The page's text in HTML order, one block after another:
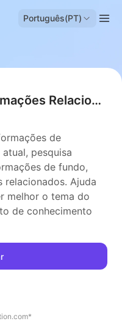
Português(PT)
Pesquisa de Informações Relacionadas ao Vídeo
de
pesquisa
de fundo,
relacionados. Ajuda
melhor o tema do
de conhecimento